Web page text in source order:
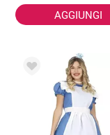
AGGIUNGI